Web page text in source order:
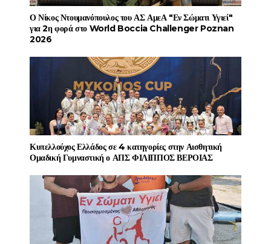
Ο Νίκος Ντουμανόπουλος του ΑΣ ΑμεΑ "Εν Σώματι Υγιεί"
για 2η φορά στο World Boccia Challenger Poznan
2026
Κυπελλούχος Ελλάδος σε 4 κατηγορίες στην Αισθητική
Ομαδική Γυμναστική ο ΑΠΣ ΦΙΛΙΠΠΟΣ ΒΕΡΟΙΑΣ